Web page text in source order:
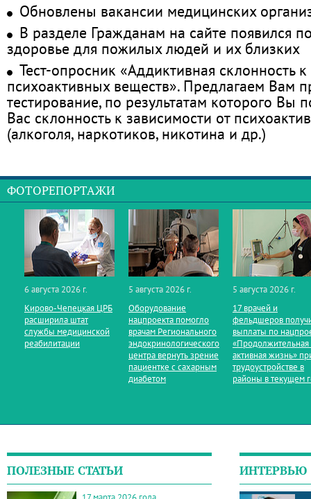
Обновлены вакансии медицинских
В разделе Гражданам на сайте появился
здоровье для пожилых людей и их близких
Тест-опросник «Аддиктивная склонность
психоактивных веществ». Предлагаем Вам
тестирование, по результатам которого Вы
Вас склонность к зависимости от
(алкоголя, наркотиков, никотина и др.)
ФОТОРЕПОРТАЖИ
6 августа 2026 г.
Кирово‑Чепецкая ЦРБ
расширила штат
службы медицинской
реабилитации
5 августа 2026 г.
Оборудование
нацпроекта помогло
врачам Регионального
эндокринологического
центра вернуть зрение
пациентке с сахарным
диабетом
5 августа 2026 г.
17 врачей и
фельдшеров
выплаты по
«Продолжительная
активная жизнь»
трудоустройстве в
районы в текущем
ПОЛЕЗНЫЕ СТАТЬИ ИНТЕРВЬЮ